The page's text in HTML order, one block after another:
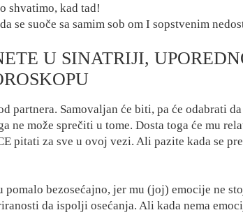
shvatimo, kad tad!
se suoče sa samim sob om I sopstvenim
U SINATRIJI,
partnera. Samovaljan će biti, pa će odabrati
ne može sprečiti u tome. Dosta toga će mu
pitati za sve u ovoj vezi. Ali pazite kada se
pomalo bezosećajno, jer mu (joj) emocije ne
da ispolji osećanja. Ali kada nema